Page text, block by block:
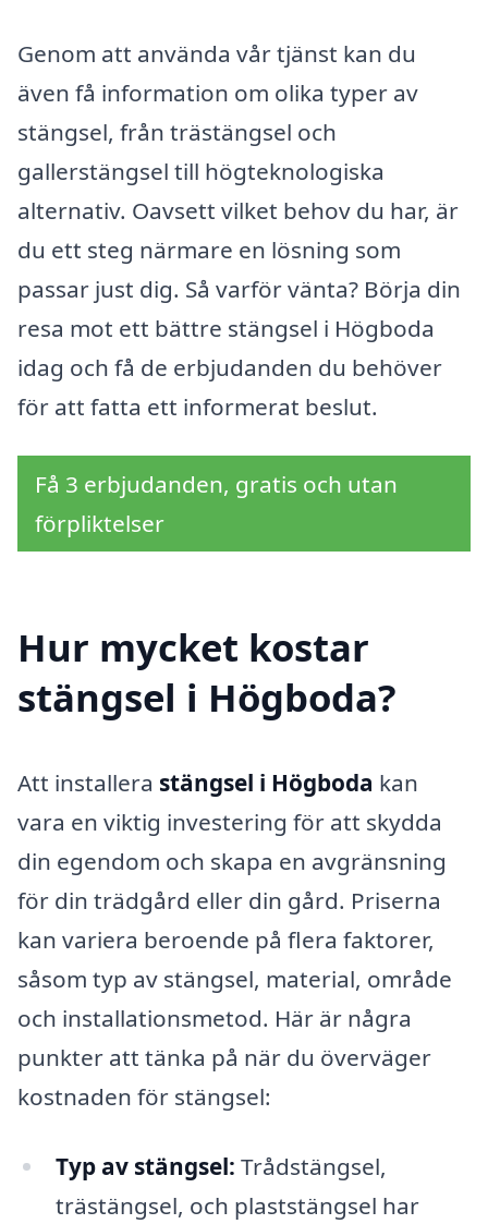
Genom att använda vår tjänst kan du
även få information om olika typer av
stängsel, från trästängsel och
gallerstängsel till högteknologiska
alternativ. Oavsett vilket behov du har, är
du ett steg närmare en lösning som
passar just dig. Så varför vänta? Börja din
resa mot ett bättre stängsel i Högboda
idag och få de erbjudanden du behöver
för att fatta ett informerat beslut.
Få 3 erbjudanden, gratis och utan
förpliktelser
Hur mycket kostar
stängsel i Högboda?
Att installera stängsel i Högboda kan
vara en viktig investering för att skydda
din egendom och skapa en avgränsning
för din trädgård eller din gård. Priserna
kan variera beroende på flera faktorer,
såsom typ av stängsel, material, område
och installationsmetod. Här är några
punkter att tänka på när du överväger
kostnaden för stängsel:
Typ av stängsel: Trådstängsel,
trästängsel, och plaststängsel har